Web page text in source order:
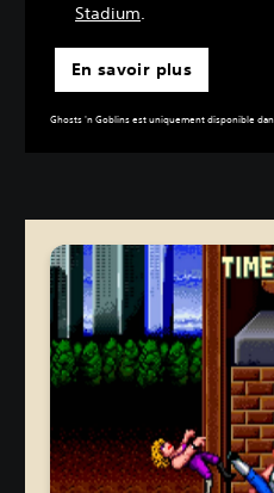
Stadium.
En savoir plus
Ghosts 'n Goblins est uniquement disponible